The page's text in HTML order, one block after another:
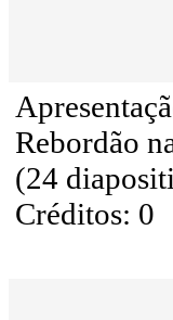
Rebordão
(24
Créditos: 0